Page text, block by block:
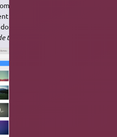
selon chaque
des différents fonds d'écran,
de fonds d'écran
travail